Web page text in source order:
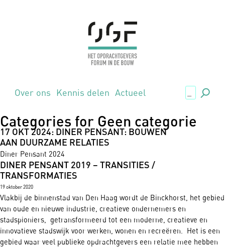
Over ons Kennis delen Actueel .,
Categories for Geen categorie
17 OKT 2024: DINER PENSANT: BOUWEN
AAN DUURZAME RELATIES
Diner Pensant 2024
DINER PENSANT 2019 – TRANSITIES /
TRANSFORMATIES
19 oktober 2020
Vlakbij de binnenstad van Den Haag wordt de Binckhorst, het gebied
van oude en nieuwe industrie, creatieve ondernemers en
stadspioniers, getransformeerd tot een moderne, creatieve en
innovatieve stadswijk voor werken, wonen en recreëren. Het is een
gebied waar veel publieke opdrachtgevers een relatie mee hebben